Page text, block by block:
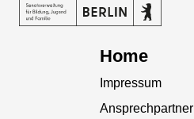
Home
Impressum
Ansprechpartner